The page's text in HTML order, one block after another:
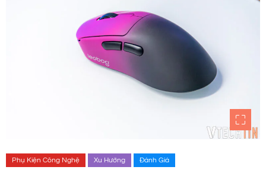
Phụ Kiện Công Nghệ Xu Hướng Đánh Giá